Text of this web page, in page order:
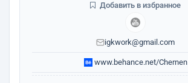
igkwork@gmail.com
www.behance.net/Chernen
Добавить в избранное